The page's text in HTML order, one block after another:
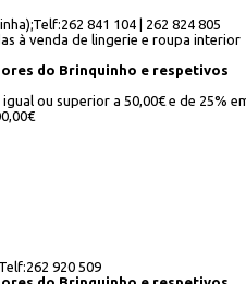
841 104 | 262 824 805
à venda de lingerie e roupa interior
do Brinquinho e respetivos
ou superior a 50,00€ e de 25%
920 509